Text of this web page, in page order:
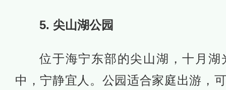
5. 尖山湖公园
位于海宁东部的尖山湖，十月
中，宁静宜人。公园适合家庭出游，